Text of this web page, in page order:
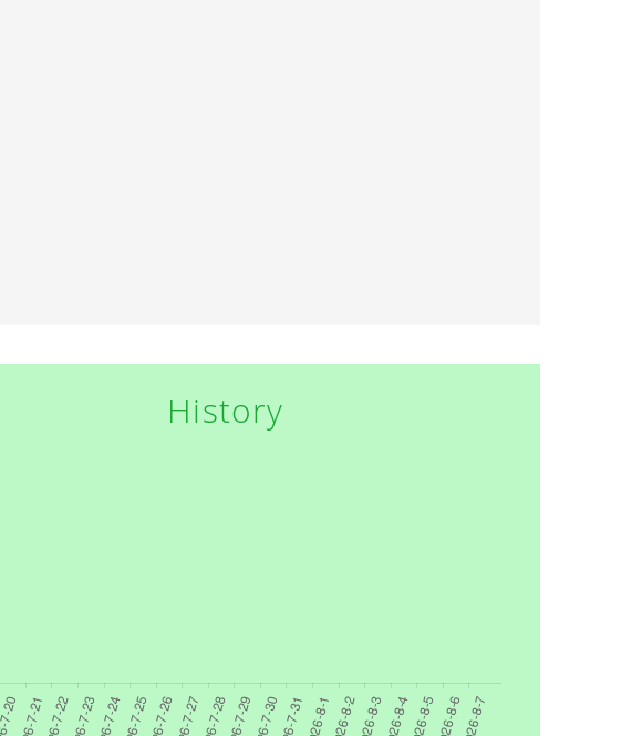
History